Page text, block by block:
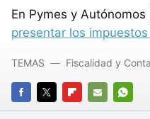
En Pymes y Autónomos |
presentar los
FACEBOOK
TWITTERFLIPBOARD
E-
TEMAS Fiscalidad y